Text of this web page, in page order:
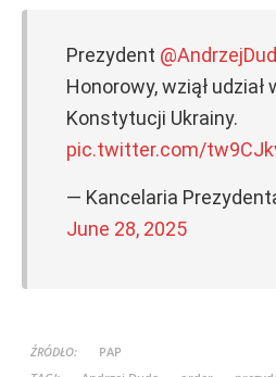
Prezydent
Honorowy, wziął
Konstytucji Ukrainy.
pic.twitter.com/
— Kancelaria
June 28, 2025
ŹRÓDŁO:
PAP